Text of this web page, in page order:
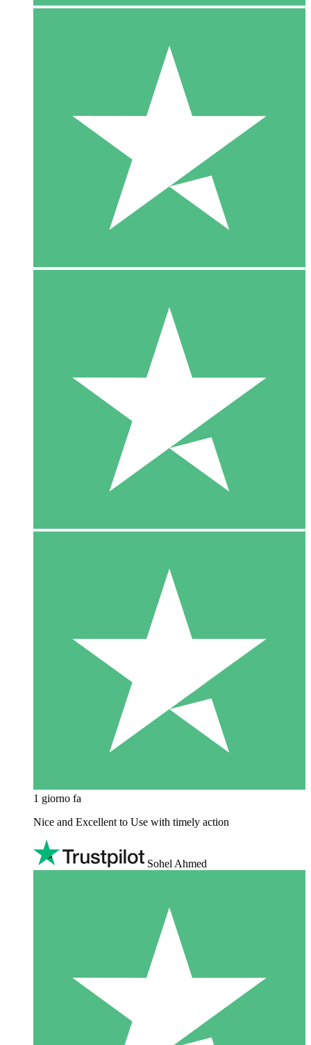
1 giorno fa
Nice and Excellent to Use with timely action
Sohel Ahmed